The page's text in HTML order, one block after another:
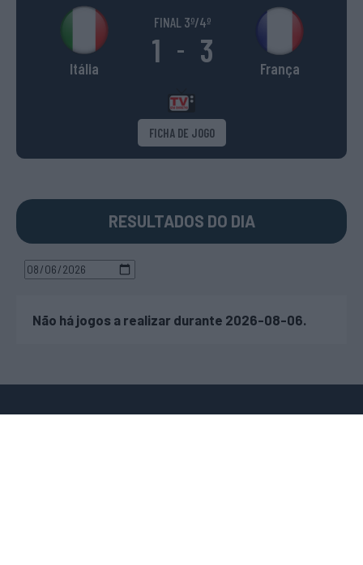
Itália
FINAL 3º/4º
1 - 3 França
FICHA DE JOGO
RESULTADOS DO DIA
Não há jogos a realizar durante 2026-08-06.